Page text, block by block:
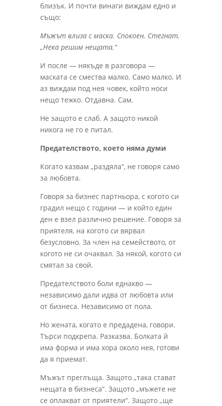
близък. И почти винаги виждам едно и
също:
Мъжът влиза с маска. Спокоен. Стегнат.
„Нека решим нещата.“
И после — някъде в разговора —
маската се смества малко. Само малко. И
аз виждам под нея човек, който носи
нещо тежко. Отдавна. Сам.
Не защото е слаб. А защото никой
никога не го е питал.
Предателството, което няма думи
Когато казвам „раздяла“, не говоря само
за любовта.
Говоря за бизнес партньора, с когото си
градил нещо с години — и който един
ден е взел различно решение. Говоря за
приятеля, на когото си вярвал
безусловно. За член на семейството, от
когото не си очаквал. За някой, когото си
смятал за свой.
Предателството боли еднакво —
независимо дали идва от любовта или
от бизнеса. Независимо от пола.
Но жената, когато е предадена, говори.
Търси подкрепа. Разказва. Болката й
има форма и има хора около нея, готови
да я приемат.
Мъжът преглъща. Защото „така стават
нещата в бизнеса“. Защото „мъжете не
се оплакват от приятели“. Защото „ще